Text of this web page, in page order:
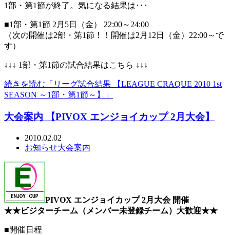
1部・第1節が終了。気になる結果は･･･
■1部・第1節 2月5日（金） 22:00～24:00
（次の開催は2部・第1節！！開催は2月12日（金）22:00～で
す）
↓↓↓ 1部・第1節の試合結果はこちら ↓↓↓
続きを読む「リーグ試合結果 【LEAGUE CRAQUE 2010 1st
SEASON ～1部・第1節～】」
大会案内 【PIVOX エンジョイカップ 2月大会】
2010.02.02
お知らせ大会案内
PIVOX エンジョイカップ 2月大会 開催
★★ビジターチーム（メンバー未登録チーム）大歓迎★★
■開催日程